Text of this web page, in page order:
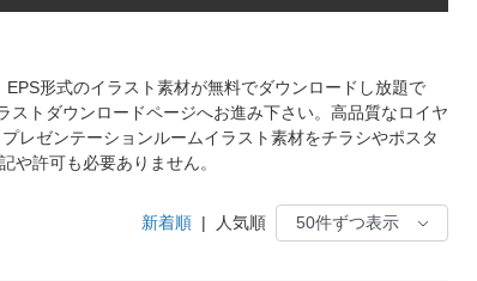
形式のイラスト素材が無料でダウンロードし放題で
トダウンロードページへお進み下さい。高品質なロイヤ
レゼンテーションルームイラスト素材をチラシやポスタ
や許可も必要ありません。
新着順 | 人気順